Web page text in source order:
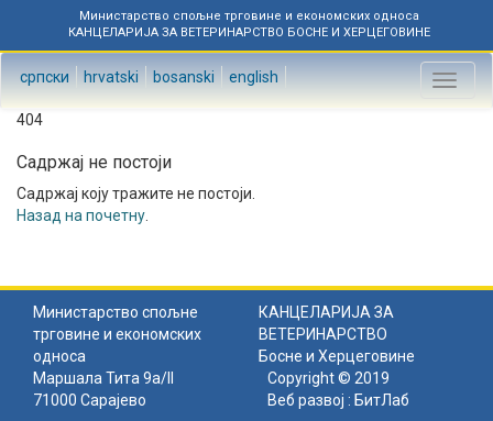
Министарство спољне трговине и економских односа
КАНЦЕЛАРИЈА ЗА ВЕТЕРИНАРСТВО БОСНЕ И ХЕРЦЕГОВИНЕ
српски hrvatski bosanski english
Toggle
404
Садржај не постоји
Садржај коју тражите не постоји.
Назад на почетну
Министарство спољне
трговине и економских
односа
КАНЦЕЛАРИЈА ЗА
ВЕТЕРИНАРСТВО
Босне и Херцеговине
Маршала Тита 9а/II
71000 Сарајево
Copyright © 2019
Веб развој : БитЛаб